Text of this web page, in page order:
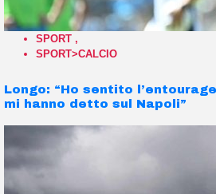
SPORT ,
SPORT>CALCIO
Longo: “Ho sentito
mi hanno detto sul Napoli”